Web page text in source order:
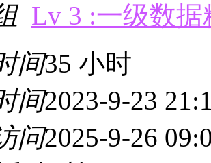
Lv 3 :一级数据
间35 小时
间2023-9-23
问2025-9-26